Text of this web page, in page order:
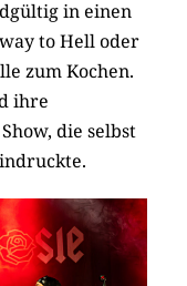
in einen
to Hell oder
zum Kochen.
ihre
die selbst